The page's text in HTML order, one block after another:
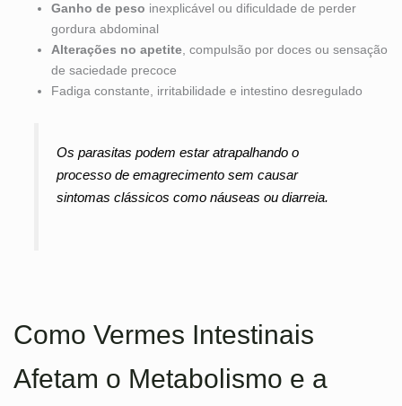
Ganho de peso inexplicável ou dificuldade de perder
gordura abdominal
Alterações no apetite, compulsão por doces ou sensação
de saciedade precoce
Fadiga constante, irritabilidade e intestino desregulado
Os parasitas podem estar atrapalhando o
processo de emagrecimento sem causar
sintomas clássicos como náuseas ou diarreia.
Como Vermes Intestinais
Afetam o Metabolismo e a